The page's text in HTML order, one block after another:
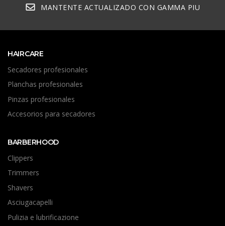
MANTENTE ACTUALIZADO CON GAMMA PIU
HAIRCARE
Secadores profesionales
Planchas profesionales
Pinzas profesionales
Accesorios para secadores
BARBERHOOD
Clippers
Trimmers
Shavers
Asciugacapelli
Pulizia e lubrificazione